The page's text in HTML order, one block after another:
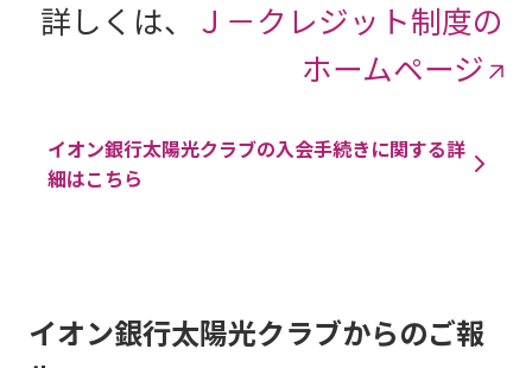
詳しくは、
Ｊ－クレジット制度の
ホームページ
イオン銀行太陽光クラブの入会手続きに関する詳
細はこちら
イオン銀行太陽光クラブからのご報